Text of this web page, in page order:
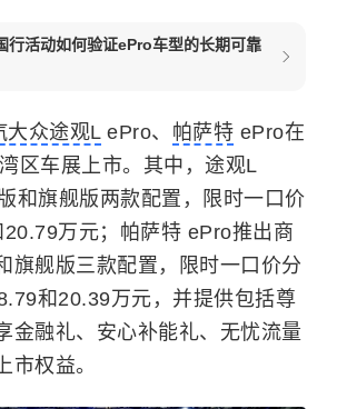
行活动如何验证ePro车型的长期可靠
大众途观LePro、 帕萨特 ePro在
区车展上市。其中，途观L
和旗舰版两款配置，限时一口价
万元；帕萨特 ePro推出商
旗舰版三款配置，限时一口价分
和20.39万元，并提供包括尊
金融礼、安心补能礼、无忧流量
市权益。